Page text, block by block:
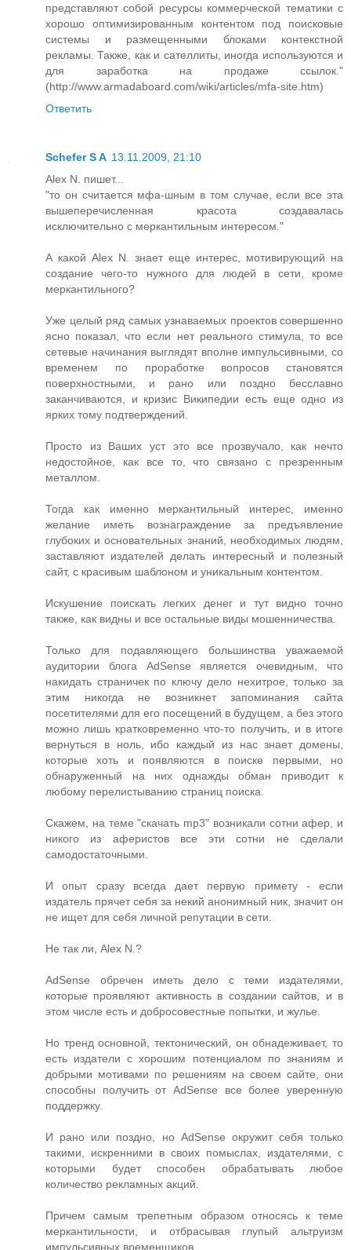
представляют собой ресурсы коммерческой тематики с
хорошо оптимизированным контентом под поисковые
системы и размещенными блоками контекстной
рекламы. Также, как и сателлиты, иногда используются и
для заработка на продаже ссылок."
(http://www.armadaboard.com/wiki/articles/mfa-site.htm)
Ответить
Schefer S A 13.11.2009, 21:10
Alex N. пишет...
"то он считается мфа-шным в том случае, если все эта
вышеперечисленная красота создавалась
исключительно с меркантильным интересом."
А какой Alex N. знает еще интерес, мотивирующий на
создание чего-то нужного для людей в сети, кроме
меркантильного?
Уже целый ряд самых узнаваемых проектов совершенно
ясно показал, что если нет реального стимула, то все
сетевые начинания выглядят вполне импульсивными, со
временем по проработке вопросов становятся
поверхностными, и рано или поздно бесславно
заканчиваются, и кризис Википедии есть еще одно из
ярких тому подтверждений.
Просто из Ваших уст это все прозвучало, как нечто
недостойное, как все то, что связано с презренным
металлом.
Тогда как именно меркантильный интерес, именно
желание иметь вознаграждение за предъявление
глубоких и основательных знаний, необходимых людям,
заставляют издателей делать интересный и полезный
сайт, с красивым шаблоном и уникальным контентом.
Искушение поискать легких денег и тут видно точно
также, как видны и все остальные виды мошенничества.
Только для подавляющего большинства уважаемой
аудитории блога AdSense является очевидным, что
накидать страничек по ключу дело нехитрое, только за
этим никогда не возникнет запоминания сайта
посетителями для его посещений в будущем, а без этого
можно лишь кратковременно что-то получить, и в итоге
вернуться в ноль, ибо каждый из нас знает домены,
которые хоть и появляются в поиске первыми, но
обнаруженный на них однажды обман приводит к
любому перелистыванию страниц поиска.
Скажем, на теме "скачать mp3" возникали сотни афер, и
никого из аферистов все эти сотни не сделали
самодостаточными.
И опыт сразу всегда дает первую примету - если
издатель прячет себя за некий анонимный ник, значит он
не ищет для себя личной репутации в сети.
Не так ли, Alex N.?
AdSense обречен иметь дело с теми издателями,
которые проявляют активность в создании сайтов, и в
этом числе есть и добросовестные попытки, и жулье.
Но тренд основной, тектонический, он обнадеживает, то
есть издатели с хорошим потенциалом по знаниям и
добрыми мотивами по решениям на своем сайте, они
способны получить от AdSense все более уверенную
поддержку.
И рано или поздно, но AdSense окружит себя только
такими, искренними в своих помыслах, издателями, с
которыми будет способен обрабатывать любое
количество рекламных акций.
Причем самым трепетным образом относясь к теме
меркантильности, и отбрасывая глупый альтруизм
импульсивных временщиков.